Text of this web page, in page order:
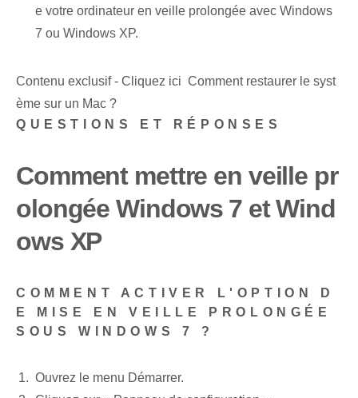
e votre ordinateur en veille prolongée avec Windows
7 ou Windows XP.
Contenu exclusif - Cliquez ici Comment restaurer le syst
ème sur un Mac ?
QUESTIONS ET RÉPONSES
Comment mettre en veille pr
olongée Windows ⁤7 et Wind
ows XP
COMMENT ACTIVER L'OPTION D
E MISE EN VEILLE PROLONGÉE
SOUS WINDOWS 7 ?
Ouvrez le menu Démarrer⁤.